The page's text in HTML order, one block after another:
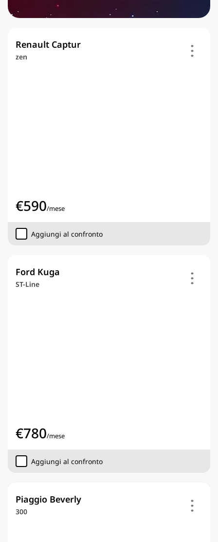
Renault Captur
zen
€590/mese
Aggiungi al confronto
Ford Kuga
ST-Line
€780/mese
Aggiungi al confronto
Piaggio Beverly
300